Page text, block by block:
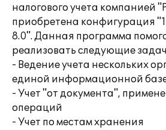
налогового учета компанией
приобретена конфигурация
8.0". Данная программа
реализовать следующие
- Ведение учета нескольких
единой информационной
- Учет "от документа",
операций
- Учет по местам хранения